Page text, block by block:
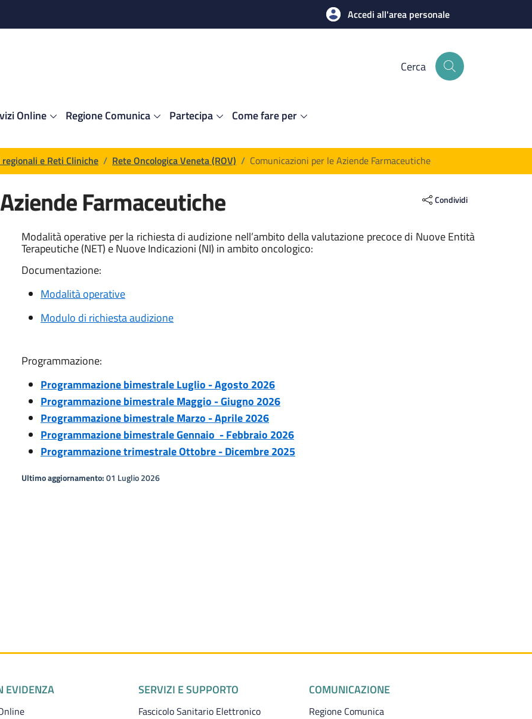
Accedi all'area personale
Cerca
Online Regione Comunica Partecipa Come fare per
e Reti Cliniche / Rete Oncologica Veneta (ROV) / Comunicazioni per le Aziende Farmaceutiche
Farmaceutiche
Condividi
Modalità operative per la richiesta di audizione nell’ambito della valutazione precoce di Nuove Entità
Terapeutiche (NET) e Nuove Indicazioni (NI) in ambito oncologico:
Documentazione:
Modalità operative
Modulo di richiesta audizione
Programmazione:
Programmazione bimestrale Luglio - Agosto 2026
Programmazione bimestrale Maggio - Giugno 2026
Programmazione bimestrale Marzo - Aprile 2026
Programmazione bimestrale Gennaio - Febbraio 2026
Programmazione trimestrale Ottobre - Dicembre 2025
Ultimo aggiornamento:01 Luglio 2026
EVIDENZA SERVIZI E SUPPORTO
Fascicolo Sanitario Elettronico
COMUNICAZIONE
Regione Comunica